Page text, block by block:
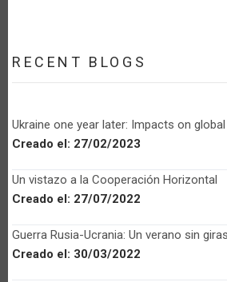
RECENT BLOGS
Ukraine one year later: Impacts on
Creado el: 27/02/2023
Un vistazo a la Cooperación Horizontal
Creado el: 27/07/2022
Guerra Rusia-Ucrania: Un verano sin
Creado el: 30/03/2022